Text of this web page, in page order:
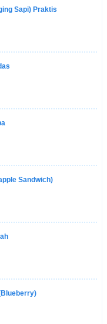
Sapi) Praktis
Sandwich)